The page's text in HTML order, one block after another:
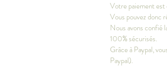
Votre paiement est
Vous pouvez donc
Nous avons confié
100% sécurisés.
Grâce à Paypal,
Paypal).